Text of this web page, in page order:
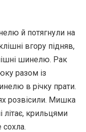
й потягнули на
вгору підняв,
шинелю. Рак
разом із
в річку прати.
розвісили. Мишка
крильцями